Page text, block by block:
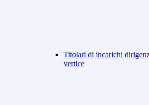
Titolari di incarichi
vertice